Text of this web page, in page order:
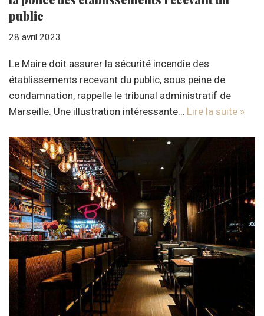
public
28 avril 2023
Le Maire doit assurer la sécurité incendie des
établissements recevant du public, sous peine de
condamnation, rappelle le tribunal administratif de
Marseille. Une illustration intéressante… Lire la suite »